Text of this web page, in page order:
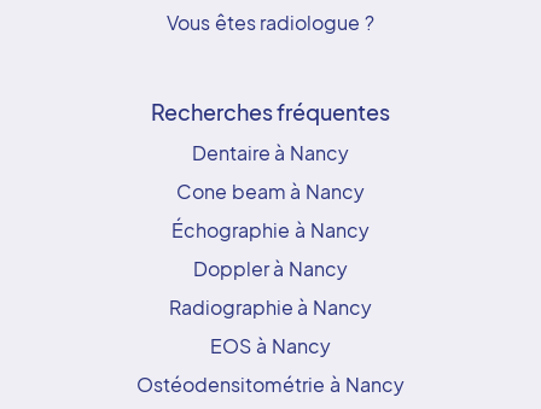
Vous êtes radiologue ?
Recherches fréquentes
Dentaire à Nancy
Cone beam à Nancy
Échographie à Nancy
Doppler à Nancy
Radiographie à Nancy
EOS à Nancy
Ostéodensitométrie à Nancy